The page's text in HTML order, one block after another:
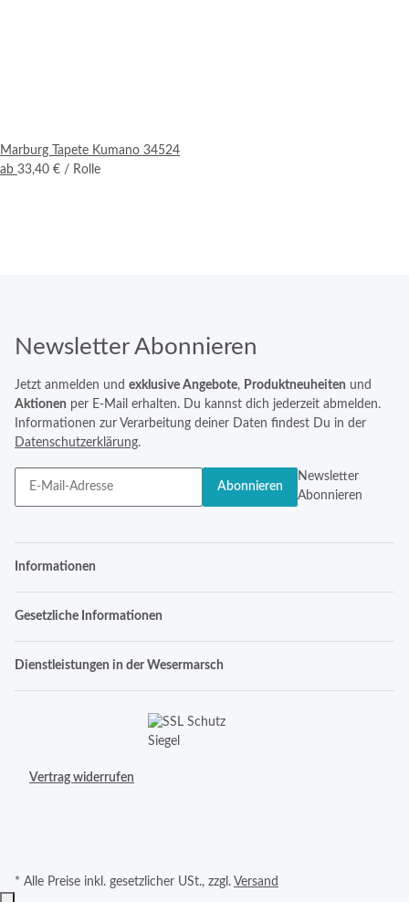
Marburg Tapete Kumano 34524
ab 33,40 € / Rolle
Newsletter Abonnieren
Jetzt anmelden und exklusive Angebote, Produktneuheiten und
Aktionen per E-Mail erhalten. Du kannst dich jederzeit abmelden.
Informationen zur Verarbeitung deiner Daten findest Du in der
Datenschutzerklärung.
Abonnieren
Newsletter
Abonnieren
Informationen
Gesetzliche Informationen
Dienstleistungen in der Wesermarsch
Vertrag widerrufen
* Alle Preise inkl. gesetzlicher USt., zzgl. Versand